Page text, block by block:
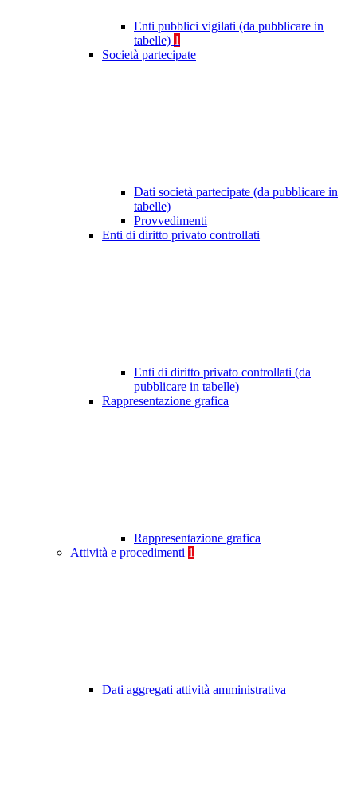
Enti pubblici vigilati (da pubblicare in
tabelle) 1
Società partecipate
Dati società partecipate (da pubblicare in
tabelle)
Provvedimenti
Enti di diritto privato controllati
Enti di diritto privato controllati (da
pubblicare in tabelle)
Rappresentazione grafica
Rappresentazione grafica
Attività e procedimenti 1
Dati aggregati attività amministrativa